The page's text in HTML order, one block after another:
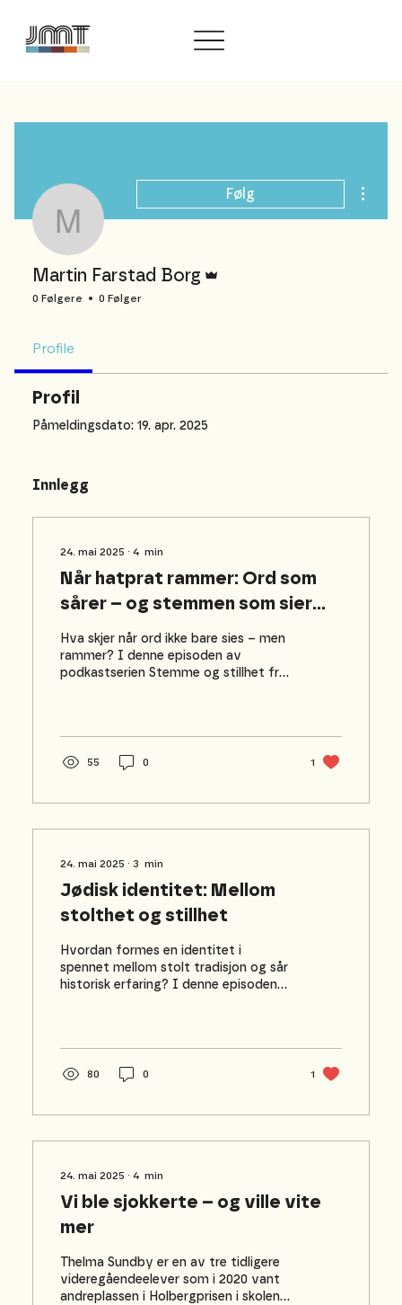
Martin Farstad Borg
Følg
Martin Farstad Borg
0 Følgere 0 Følger
Profile
Profil
Påmeldingsdato: 19. apr. 2025
Innlegg
24. mai 2025 ∙ 4 min
Når hatprat rammer: Ord som
sårer – og stemmen som sier
imot
Hva skjer når ord ikke bare sies – men
rammer? I denne episoden av
podkastserien Stemme og stillhet fra
55 0 1
24. mai 2025 ∙ 3 min
Jødisk identitet: Mellom
stolthet og stillhet
Hvordan formes en identitet i
spennet mellom stolt tradisjon og sår
historisk erfaring? I denne episoden
80 0 1
24. mai 2025 ∙ 4 min
Vi ble sjokkerte – og ville vite
mer
Thelma Sundby er en av tre tidligere
videregåendeelever som i 2020 vant
andreplassen i Holbergprisen i skolen